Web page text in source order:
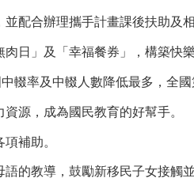
配合辦理攜手計畫課後扶助及相
日」及「幸福餐券」，構築快
輟率及中輟人數降低最多，全國
源，成為國民教育的好幫手。
補助。
的教導，鼓勵新移民子女接觸